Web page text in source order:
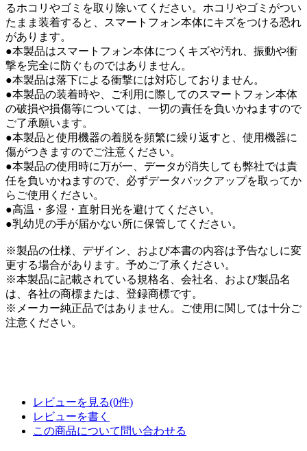
るホコリやゴミを取り除いてください。ホコリやゴミがつい
たまま装着すると、スマートフォン本体にキズをつける恐れ
があります。
●本製品はスマートフォン本体につくキズや汚れ、振動や衝
撃を完全に防ぐものではありません。
●本製品は落下による衝撃には対応しておりません。
●本製品の装着時や、ご利用に際してのスマートフォン本体
の破損や損傷等については、一切の責任を負いかねますので
ご了承願います。
●本製品と使用機器の着脱を頻繁に繰り返すと、使用機器に
傷がつきますのでご注意ください。
●本製品の使用時に万が一、データが消失しても弊社では責
任を負いかねますので、必ずデータバックアップを取ってか
らご使用ください。
●高温・多湿・直射日光を避けてください。
●乳幼児の手が届かない所に保管してください。
※製品の仕様、デザイン、および本書の内容は予告なしに変
更する場合があります。予めご了承ください。
※本製品に記載されている規格名、会社名、および製品名
は、各社の商標または、登録商標です。
※メーカー純正品ではありません。ご使用に関しては十分ご
注意ください。
レビューを見る(0件)
レビューを書く
この商品について問い合わせる